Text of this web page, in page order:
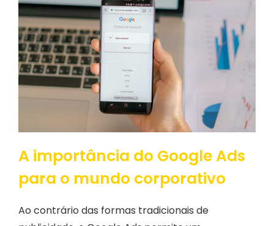
A importância do Google Ads
para o mundo corporativo
Ao contrário das formas tradicionais de